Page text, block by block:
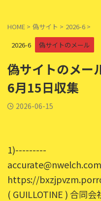
HOME > 偽サイト > 2026-6 >
2026-6
偽サイトのメール
偽サイトのメー
6月15日収集
2026-06-15
1)---------
accurate@nwelch.com
https://
( GUILLOTINE ) 合同